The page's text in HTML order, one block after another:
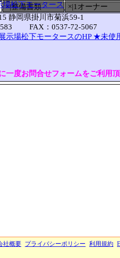
×|整備書類 ×|1オーナー
場松下モータース
静岡県掛川市菊浜59-1
FAX：0537-72-5067
示場松下モータースのHP ★未使
一度お問合せフォームをご利用
社概要 プライバシーポリシー 利用規約